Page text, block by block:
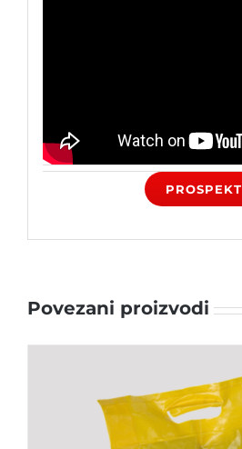
PROSPEKT
Povezani proizvodi